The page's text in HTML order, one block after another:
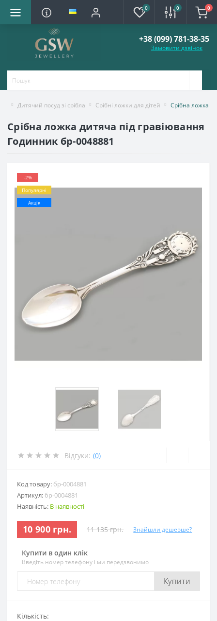
0 0 0
+38 (099) 781-38-35
Замовити дзвінок
Дитячий посуд зі срібла Срібні ложки для дітей Срібна ложка
Срібна ложка дитяча під гравіювання
Годинник бр-0048881
-2%
Популярні
Акція
Відгуки: (0)
Код товару: бр-0004881
Артикул: бр-0004881
Наявність: В наявності
10 900 грн. 11 135 грн. Знайшли дешевше?
Купити в один клік
Введіть номер телефону і ми передзвонимо
Купити
Кількість: